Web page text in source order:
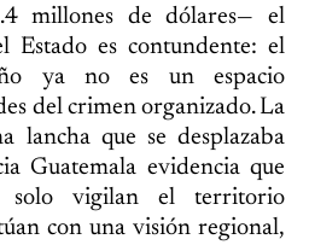
millones de dólares— el
Estado es contundente: el
ya no es un espacio
del crimen organizado. La
lancha que se desplazaba
Guatemala evidencia que
solo vigilan el territorio
con una visión regional,